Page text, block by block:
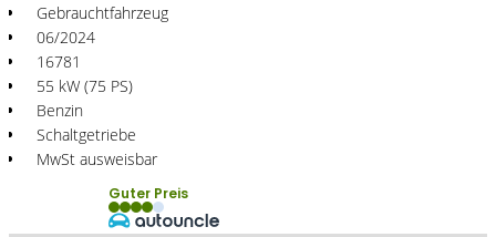
Gebrauchtfahrzeug
06/2024
16781
55 kW (75 PS)
Benzin
Schaltgetriebe
MwSt ausweisbar
Guter Preis